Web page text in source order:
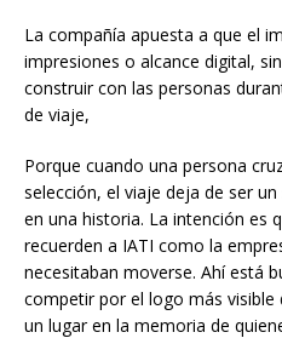
La compañía apuesta a que el
impresiones o alcance digital,
construir con las personas
de viaje,
Porque cuando una persona
selección, el viaje deja de ser
en una historia. La intención es
recuerden a IATI como la
necesitaban moverse. Ahí está
competir por el logo más
un lugar en la memoria de